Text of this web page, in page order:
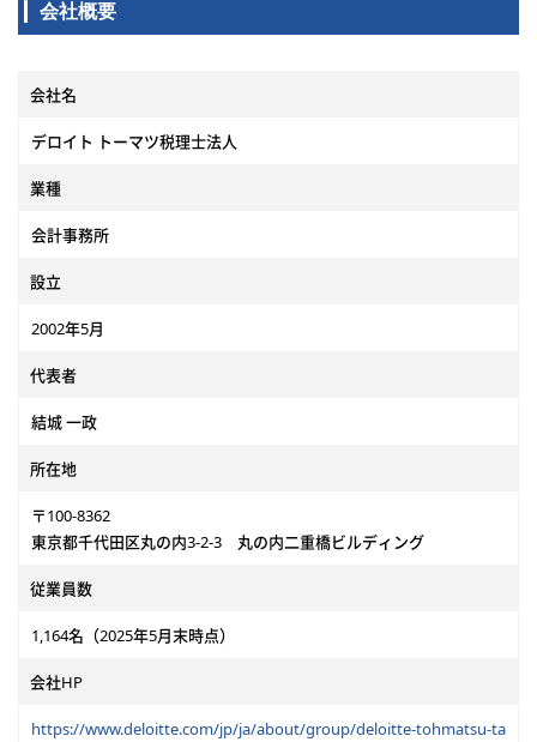
成長を感じられる仕事です。
会社概要
会社名
デロイト トーマツ税理士法人
業種
会計事務所
設立
2002年5月
代表者
結城 一政
所在地
〒100-8362
東京都千代田区丸の内3-2-3 丸の内二重橋ビルディング
従業員数
1,164名（2025年5月末時点）
会社HP
https://www.deloitte.com/jp/ja/about/group/deloitte-tohmatsu-ta